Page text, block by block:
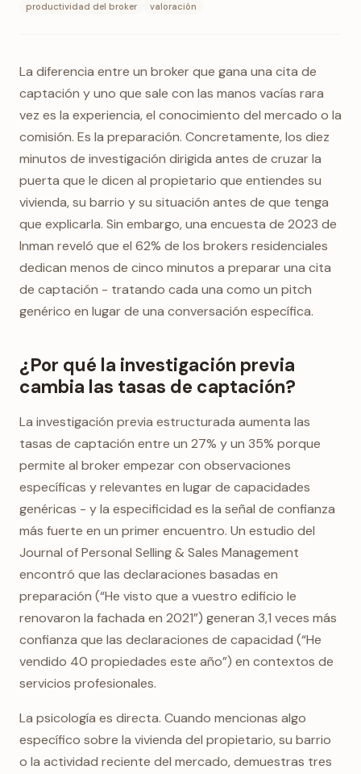
productividad del broker
valoración
La diferencia entre un broker que gana una cita de
captación y uno que sale con las manos vacías rara
vez es la experiencia, el conocimiento del mercado o la
comisión. Es la preparación. Concretamente, los diez
minutos de investigación dirigida antes de cruzar la
puerta que le dicen al propietario que entiendes su
vivienda, su barrio y su situación antes de que tenga
que explicarla. Sin embargo, una encuesta de 2023 de
Inman reveló que el 62% de los brokers residenciales
dedican menos de cinco minutos a preparar una cita
de captación - tratando cada una como un pitch
genérico en lugar de una conversación específica.
¿Por qué la investigación previa
cambia las tasas de captación?
La investigación previa estructurada aumenta las
tasas de captación entre un 27% y un 35% porque
permite al broker empezar con observaciones
específicas y relevantes en lugar de capacidades
genéricas - y la especificidad es la señal de confianza
más fuerte en un primer encuentro. Un estudio del
Journal of Personal Selling & Sales Management
encontró que las declaraciones basadas en
preparación (“He visto que a vuestro edificio le
renovaron la fachada en 2021”) generan 3,1 veces más
confianza que las declaraciones de capacidad (“He
vendido 40 propiedades este año”) en contextos de
servicios profesionales.
La psicología es directa. Cuando mencionas algo
específico sobre la vivienda del propietario, su barrio
o la actividad reciente del mercado, demuestras tres